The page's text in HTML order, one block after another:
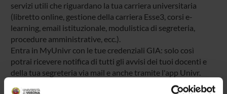
servizi utili che riguardano la tua carriera universitaria
(libretto online, gestione della carriera Esse3, corsi e-
learning, email istituzionale, modulistica di segreteria,
procedure amministrative, ecc.).
Entra in MyUnivr con le tue credenziali GIA: solo così
potrai ricevere notifica di tutti gli avvisi dei tuoi docenti e
della tua segreteria via mail e anche tramite l'app Univr.